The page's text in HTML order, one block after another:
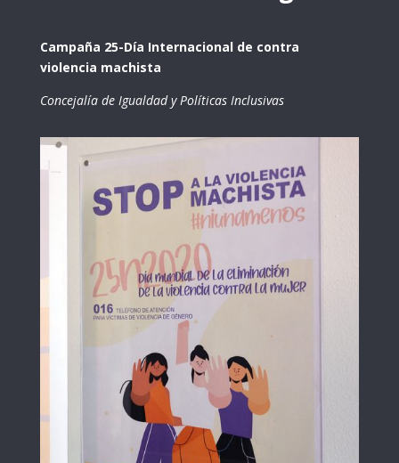
Campaña 25-Día Internacional de contra
violencia machista
Concejalía de Igualdad y Políticas Inclusivas